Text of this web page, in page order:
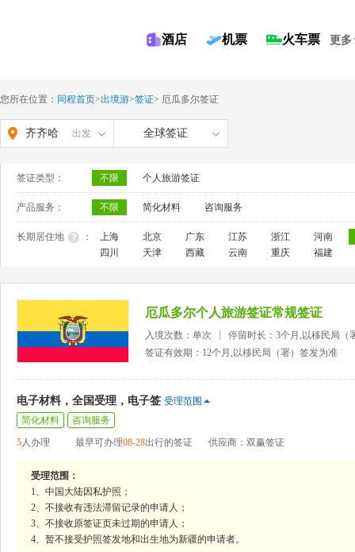
酒店 机票 火车票 更多
您所在位置： 同程首页>出境游>签证> 厄瓜多尔签证
齐齐哈 出发 全球签证
签证类型： 不限 个人旅游签证
产品服务： 不限 简化材料 咨询服务
长期居住地 ： 上海 北京 广东 江苏 浙江
河南
四川
天津 西藏 云南 重庆 福建
厄瓜多尔个人旅游签证常规签证
入境次数：单次
停留时长：3个月,以移民局（
签证有效期：12个月,以移民局（署）签发为准
电子材料，全国受理，电子签 受理范围
简化材料
咨询服务
5人办理 最早可办理08-28出行的签证 供应商：双赢签证
受理范围：
1、中国大陆因私护照；
2、不接收有违法滞留记录的申请人；
3、不接收原签证页未过期的申请人；
4、暂不接受护照签发地和出生地为新疆的申请者。